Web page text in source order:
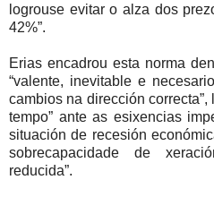
logrouse evitar o alza dos
42%”.
Erias encadrou esta norma
“valente, inevitable e
cambios na dirección
tempo” ante as esixencias
situación de recesión
sobrecapacidade de
reducida”.